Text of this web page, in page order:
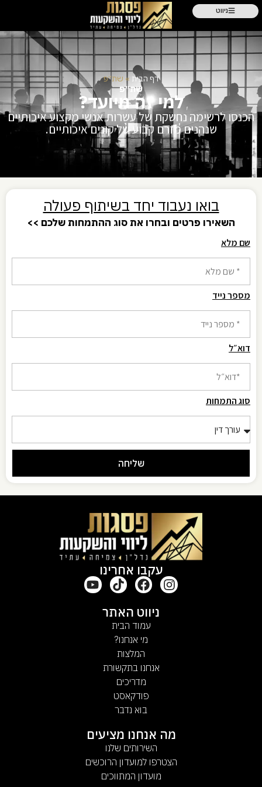
ניווט
דף הבית » שת״פ
שת״פ
למי זה מיועד?
הכנסו לרשימה נחשקת של עשרות אנשי מקצוע איכותיים
שנהנים מזרם קבוע של קונים איכותיים.
בואו נעבוד יחד בשיתוף פעולה
השאירו פרטים ובחרו את סוג ההתמחות שלכם >>
שם מלא
מספר נייד
דוא״ל
סוג התמחות
שליחה
Alternative:
עקבו אחרינו
ניווט האתר
עמוד הבית
מי אנחנו?
המלצות
אנחנו בתקשורת
מדריכים
פודקאסט
בוא נדבר
מה אנחנו מציעים
השירותים שלנו
הצטרפו למועדון הרוכשים
מועדון המתווכים